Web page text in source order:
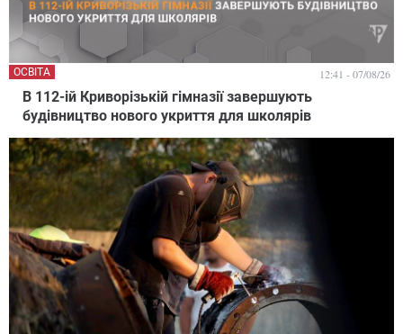
В 112-ій Криворізькій гімназії завершують
будівництво нового укриття для школярів
ОСВІТА 12:41 - 07/08/26